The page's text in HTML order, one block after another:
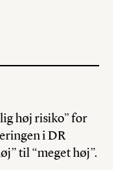
høj risiko” for
i DR
til “meget høj”.